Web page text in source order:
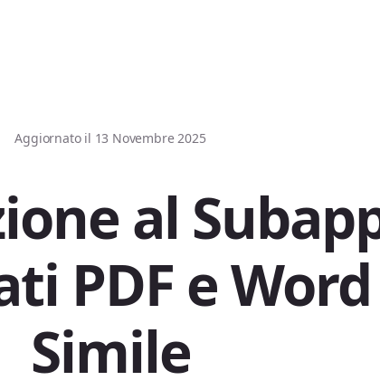
Aggiornato il 13 Novembre 2025
al
PDF e Word
Simile